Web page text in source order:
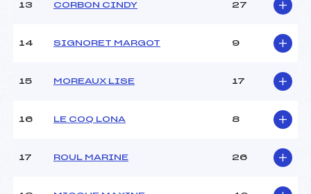
Ouvreurs C :
CRAISSE LOUNA (AP)
Ouvreurs E :
Pénalité appliquée :
255.0000
13 CORBON CINDY 27
14 SIGNORET MARGOT 9
15 MOREAUX LISE 17
16 LE COQ LONA 8
17 ROUL MARINE 26